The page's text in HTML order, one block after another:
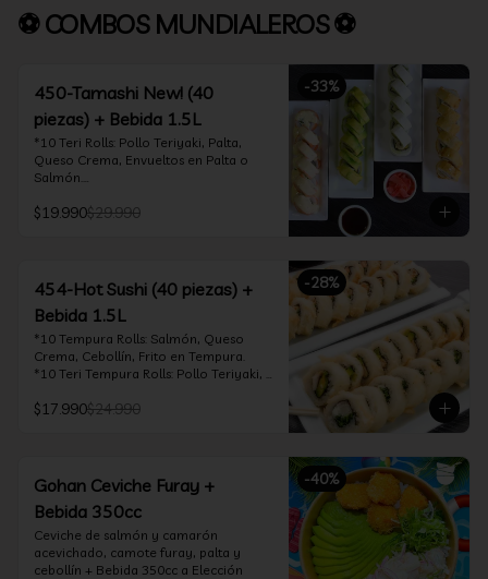
⚽ COMBOS MUNDIALEROS ⚽
-33%
450-Tamashi New! (40
piezas) + Bebida 1.5L
*10 Teri Rolls: Pollo Teriyaki, Palta,
Queso Crema, Envueltos en Palta o
Salmón.
Palta, Cebollín, Envuelto en Queso
salmón y bañado en salsa acevichada
*10 Tempura Rolls: Salmón, Queso
Crema, Cebollín, Frito en Tempura.
*Incluye 2 palitos, 2 soya 30ml, 1 salsa
teriyaki 30ml
$19.990$29.990
-28%
454-Hot Sushi (40 piezas) +
Bebida 1.5L
*10 Tempura Rolls: Salmón, Queso
Crema, Cebollín, Frito en Tempura.
*10 Teri Tempura Rolls: Pollo Teriyaki,
Tempura
Queso Crema y Cebollín, frito en
tempura
*Incluye 2 palitos, 2 soya 30ml, 1 salsa
teriyaki 30ml
$17.990$24.990
-40%
Gohan Ceviche Furay +
Bebida 350cc
Ceviche de salmón y camarón
acevichado, camote furay, palta y
cebollín + Bebida 350cc a Elección